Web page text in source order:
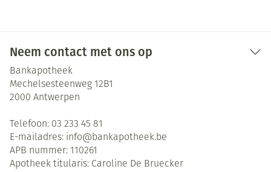
Neem contact met ons op
Bankapotheek
Mechelsesteenweg 12B1
2000 Antwerpen
Telefoon: 03 233 45 81
E-mailadres: info@bankapotheek.be
APB nummer: 110261
Apotheek titularis: Caroline De Bruecker